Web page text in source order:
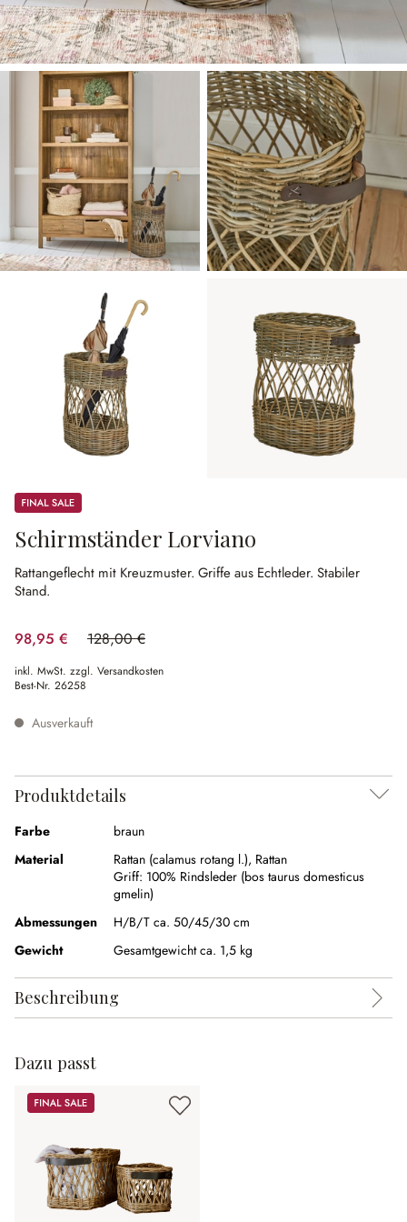
Sale
Schirmständer Lorviano
Rattangeflecht mit Kreuzmuster. Griffe aus Echtleder. Stabiler
Stand.
98,95 € 128,00 €
(22.7% gespart)
inkl. MwSt. zzgl. Versandkosten
Best-Nr. 26258
Ausverkauft
Produktdetails
Farbe
braun
Material
Rattan (calamus rotang l.), Rattan
Griff: 100% Rindsleder (bos taurus domesticus
gmelin)
Abmessungen
H/B/T ca. 50/45/30 cm
Gewicht
Gesamtgewicht ca. 1,5 kg
Beschreibung
Dazu passt
Sale